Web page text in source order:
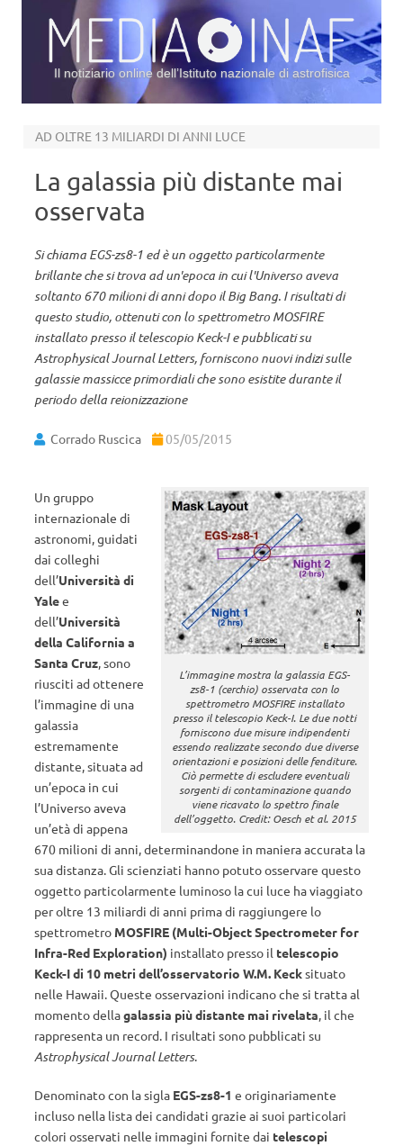
Il notiziario online dell’Istituto nazionale di astrofisica
AD OLTRE 13 MILIARDI DI ANNI LUCE
La galassia più distante mai
osservata
Si chiama EGS-zs8-1 ed è un oggetto particolarmente
brillante che si trova ad un'epoca in cui l'Universo aveva
soltanto 670 milioni di anni dopo il Big Bang. I risultati di
questo studio, ottenuti con lo spettrometro MOSFIRE
installato presso il telescopio Keck-I e pubblicati su
Astrophysical Journal Letters, forniscono nuovi indizi sulle
galassie massicce primordiali che sono esistite durante il
periodo della reionizzazione
Corrado Ruscica 05/05/2015
L’immagine mostra la galassia EGS-
zs8-1 (cerchio) osservata con lo
spettrometro MOSFIRE installato
presso il telescopio Keck-I. Le due notti
forniscono due misure indipendenti
essendo realizzate secondo due diverse
orientazioni e posizioni delle fenditure.
Ciò permette di escludere eventuali
sorgenti di contaminazione quando
viene ricavato lo spettro finale
dell’oggetto. Credit: Oesch et al. 2015
Un gruppo
internazionale di
astronomi, guidati
dai colleghi
dell’Università di
Yalee
dell’Università
della California a
Santa Cruz, sono
riusciti ad ottenere
l’immagine di una
galassia
estremamente
distante,situata ad
un’epoca in cui
l’Universo aveva
un’età di appena
670 milioni di anni, determinandone in maniera accurata la
sua distanza. Gli scienziati hanno potuto osservare questo
oggetto particolarmente luminoso la cui luce ha viaggiato
per oltre 13 miliardi di anni prima di raggiungere lo
spettrometro MOSFIRE (Multi-Object Spectrometer for
Infra-Red Exploration) installato presso il telescopio
Keck-I di 10 metri dell’osservatorio W.M. Kecksituato
nelle Hawaii. Queste osservazioni indicano che si tratta al
momento dellagalassia più distante mai rivelata, il che
rappresenta un record. I risultati sono pubblicati su
Astrophysical Journal Letters.
Denominato con la sigla EGS-zs8-1 e originariamente
incluso nella lista dei candidati grazie ai suoi particolari
colori osservati nelle immagini fornite dai telescopi